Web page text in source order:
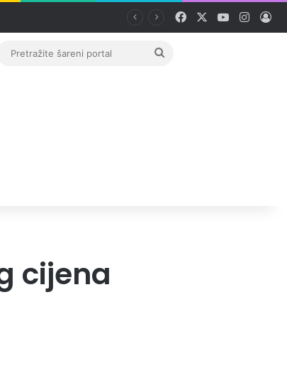
Facebook YouTube
članak
Pretražite
cijena